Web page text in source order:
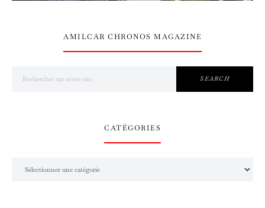
AMILCAR CHRONOS MAGAZINE
SEARCH
CATÉGORIES